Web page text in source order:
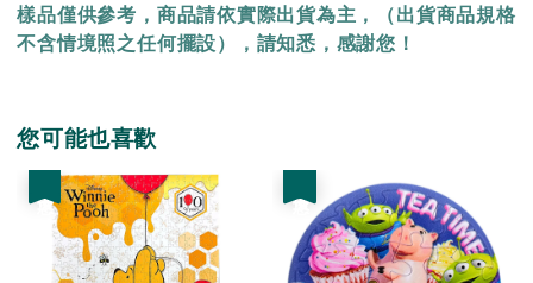
樣品僅供參考，商品請依實際出貨為主，（出貨商品規格
不含情境照之任何擺設），請知悉，感謝您！
您可能也喜歡